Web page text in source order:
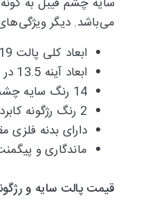
می‌باشد. دیگر
ابعاد کلی پالت 19 در 8 سانتی‌متر
ابعاد آینه 13.5 در 4 سانتی‌متر
14 رنگ سایه چشم شاین و مات
2 رنگ رژگونه کابردی
دارای بدنه فلزی
ماندگاری و
قیمت پالت سایه و رژگونه 16 رنگ